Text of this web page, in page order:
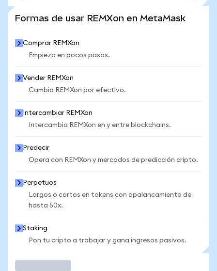
Formas de usar REMXon en MetaMask
Comprar REMXon
Empieza en pocos pasos.
Vender REMXon
Cambia REMXon por efectivo.
Intercambiar REMXon
Intercambia REMXon en y entre blockchains.
Predecir
Opera con REMXon y mercados de predicción cripto.
Perpetuos
Largos o cortos en tokens con apalancamiento de
hasta 50x.
Staking
Pon tu cripto a trabajar y gana ingresos pasivos.